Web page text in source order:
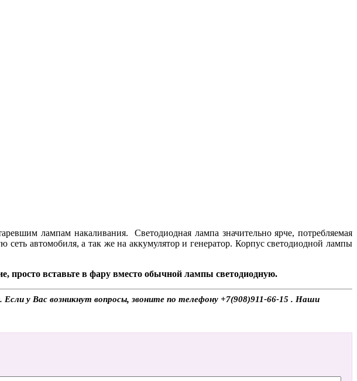
лампам накаливания. Светодиодная лампа значительно ярче, потребляемая
автомобиля, а так же на аккумулятор и генератор. Корпус светодиодной лампы
просто вставьте в фару вместо обычной лампы светодиодную.
у Вас возникнут вопросы, звоните по телефону +7(908)911-66-15 . Наши